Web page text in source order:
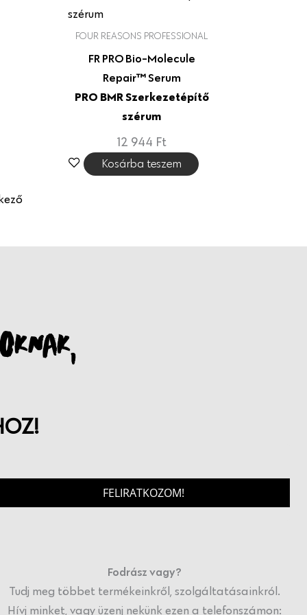
FOUR REASONS PROFESSIONAL
FR PRO Bio-Molecule
Repair™ Serum
PRO BMR Szerkezetépítő
szérum
12 944 Ft
Kosárba teszem
FELIRATKOZOM!
Fodrász vagy?
Tudj meg többet termékeinkről, szolgáltatásainkról.
Hívj minket, vagy üzenj nekünk ezen a telefonszámon: